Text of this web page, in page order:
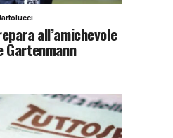
all’amichevole
Gartenmann